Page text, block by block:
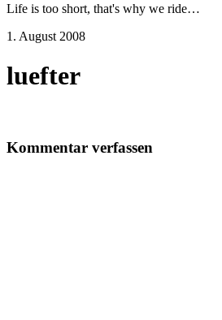
Life is too short, that's why we ride…
1. August 2008
luefter
Kommentar verfassen